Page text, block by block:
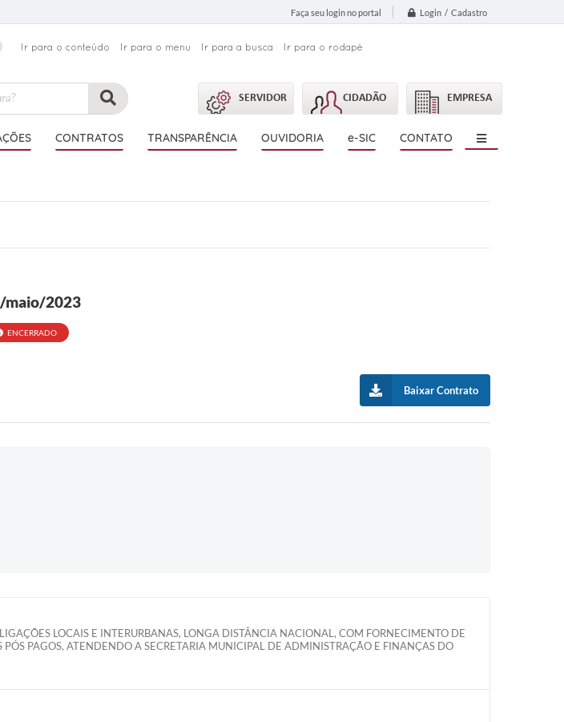
Faça seu login no portal Login / Cadastro
Ir para o conteúdo Ir para o menu Ir para a busca Ir para o rodapé
SERVIDOR CIDADÃO EMPRESA
CONTRATOS TRANSPARÊNCIA OUVIDORIA e-SIC CONTATO
maio/2023
ENCERRADO
Baixar Contrato
LOCAIS E INTERURBANAS, LONGA DISTÂNCIA NACIONAL, COM FORNECIMENTO DE
PAGOS, ATENDENDO A SECRETARIA MUNICIPAL DE ADMINISTRAÇÃO E FINANÇAS DO